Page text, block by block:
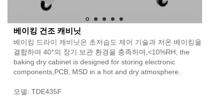
베이킹 건조 캐비닛
베이킹 드라이 캐비닛은 초저습도 제어 기술과 저온 베이킹을
결합하여 40°의 장기 보관 환경을 충족하며,<10%RH, the
baking dry cabinet is designed for storing electronic
components,PCB, MSD in a hot and dry atmosphere.
모델: TDE435F